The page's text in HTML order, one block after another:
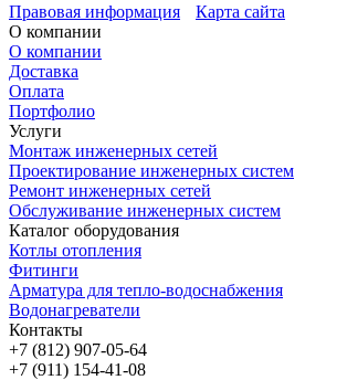
Правовая информация
Карта сайта
О компании
О компании
Доставка
Оплата
Портфолио
Услуги
Монтаж инженерных сетей
Проектирование инженерных систем
Ремонт инженерных сетей
Обслуживание инженерных систем
Каталог оборудования
Котлы отопления
Фитинги
Арматура для тепло-водоснабжения
Водонагреватели
Контакты
+7 (812) 907-05-64
+7 (911) 154-41-08